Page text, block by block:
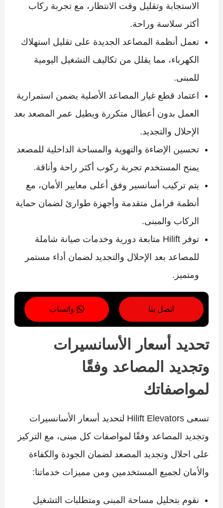
الاستجابة وتقليل وقت الانتظار، مع تجربة ركاب
أكثر سلاسة وراحة.
تعمل أنظمة المصاعد الجديدة على تقليل استهلاك
الكهرباء، مما يقلل من تكاليف التشغيل اليومية
للمبنى.
اعتماد قطع غيار المصاعد الأصلية يضمن استمرارية
العمل بدون أعطال متكررة ويطيل عمر المصعد بعد
الإحلال والتجديد.
تحسين الإضاءة والتهوية والمساحة الداخلية للمصعد
يمنح المستخدم تجربة ركوب أكثر راحة وأناقة.
يتم تركيب أسانسير وفق أعلى معايير الأمان، مع
أنظمة فرامل متقدمة وأجهزة طوارئ لضمان حماية
الركاب والمبنى.
توفر Hilift متابعة دورية وخدمات صيانة شاملة
للمصاعد بعد الإحلال والتجديد لضمان أداء مستمر
ومتميز.
اتصل بنا واتساب
تحديد أسعار الأسانسيرات
وتجديد المصاعد وفقًا
لمواصفاتك
تسعى Hilift Elevators لتحديد أسعار الأسانسيرات
وتجديد المصاعد وفقًا لمواصفات كل مبنى، مع التركيز
على احلال وتجديد المصعد لضمان الجودة والكفاءة
والأمان لجميع المستخدمين ومن مميزات خدماتنا:
نقوم بتحليل مساحة المبنى ومتطلبات التشغيل